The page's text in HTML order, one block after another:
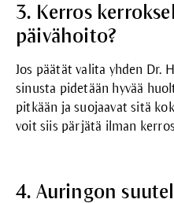
3. Kerros
päivähoito?
Jos päätät valita yhden Dr.
sinusta pidetään hyvää
pitkään ja suojaavat sitä
voit siis pärjätä ilman
4. Auringon